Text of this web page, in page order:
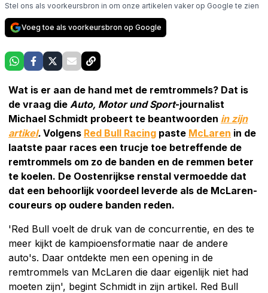
Stel ons als voorkeursbron in om onze artikelen vaker op Google te zien
Voeg toe als voorkeursbron op Google
Wat is er aan de hand met de remtrommels? Dat is
de vraag die Auto, Motor und Sport-journalist
Michael Schmidt probeert te beantwoorden in zijn
artikel. Volgens Red Bull Racing paste McLaren in de
laatste paar races een trucje toe betreffende de
remtrommels om zo de banden en de remmen beter
te koelen. De Oostenrijkse renstal vermoedde dat
dat een behoorlijk voordeel leverde als de McLaren-
coureurs op oudere banden reden.
'Red Bull voelt de druk van de concurrentie, en des te
meer kijkt de kampioensformatie naar de andere
auto's. Daar ontdekte men een opening in de
remtrommels van McLaren die daar eigenlijk niet had
moeten zijn', begint Schmidt in zijn artikel. Red Bull